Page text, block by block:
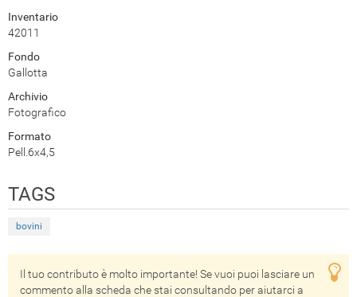
Inventario
42011
Fondo
Gallotta
Archivio
Fotografico
Formato
Pell.6x4,5
TAGS
bovini
Il tuo contributo è molto importante! Se vuoi puoi lasciare un
commento alla scheda che stai consultando per aiutarci a